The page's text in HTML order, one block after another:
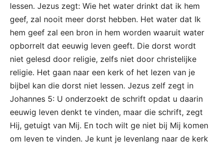
lessen. Jezus zegt: Wie het water drinkt dat ik hem
geef, zal nooit meer dorst hebben. Het water dat Ik
hem geef zal een bron in hem worden waaruit water
opborrelt dat eeuwig leven geeft. Die dorst wordt
niet gelesd door religie, zelfs niet door christelijke
religie. Het gaan naar een kerk of het lezen van je
bijbel kan die dorst niet lessen. Jezus zelf zegt in
Johannes 5: U onderzoekt de schrift opdat u daarin
eeuwig leven denkt te vinden, maar die schrift, zegt
Hij, getuigt van Mij. En toch wilt ge niet bij Mij komen
om leven te vinden. Je kunt je levenlang naar de kerk